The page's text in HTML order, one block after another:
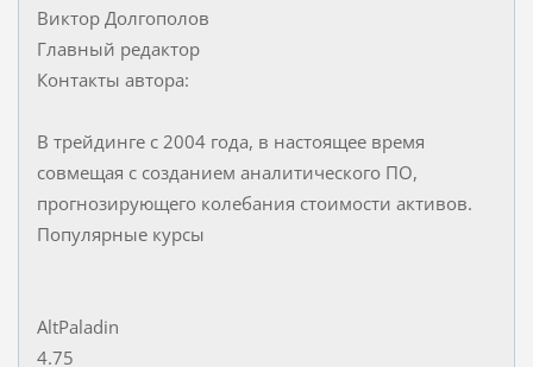
Виктор Долгополов
Главный редактор
Контакты автора:
В трейдинге с 2004 года, в настоящее время
совмещая с созданием аналитического ПО,
прогнозирующего колебания стоимости активов.
Популярные курсы
AltPaladin
4.75